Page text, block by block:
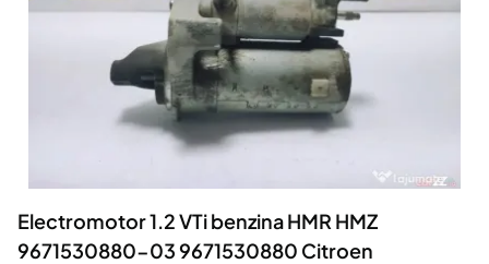
Animale de companie
Afaceri și echipamente profesionale
Inchiriere Bunuri si Vehicule
Utilaje agricole si industriale
Piese auto si accesorii
Dacia Duster
Electromotor 1.2 VTi benzina HMR HMZ
9671530880-03 9671530880 Citroen